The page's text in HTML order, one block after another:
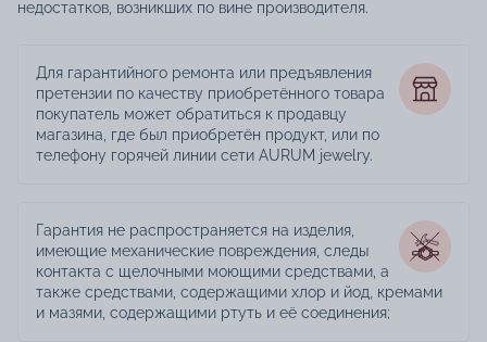
недостатков, возникших по вине производителя.
Для гарантийного ремонта или предъявления
претензии по качеству приобретённого товара
покупатель может обратиться к продавцу
магазина, где был приобретён продукт, или по
телефону горячей линии сети AURUM jewelry.
Гарантия не распространяется на изделия,
имеющие механические повреждения, следы
контакта с щелочными моющими средствами, а
также средствами, содержащими хлор и йод, кремами
и мазями, содержащими ртуть и её соединения;